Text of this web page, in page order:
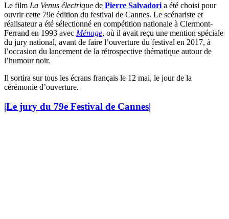
Le film La Venus électrique de Pierre Salvadori a été choisi pour
ouvrir cette 79e édition du festival de Cannes. Le scénariste et
réalisateur a été sélectionné en compétition nationale à Clermont-
Ferrand en 1993 avec Ménage, où il avait reçu une mention spéciale
du jury national, avant de faire l’ouverture du festival en 2017, à
l’occasion du lancement de la rétrospective thématique autour de
l’humour noir.
Il sortira sur tous les écrans français le 12 mai, le jour de la
cérémonie d’ouverture.
|Le jury du 79e Festival de Cannes|